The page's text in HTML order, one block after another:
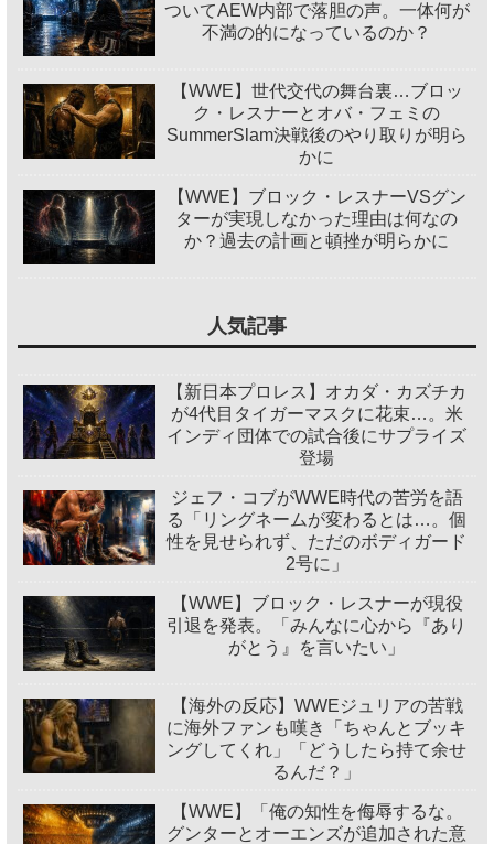
ついてAEW内部で落胆の声。一体何が
不満の的になっているのか？
【WWE】世代交代の舞台裏…ブロッ
ク・レスナーとオバ・フェミの
SummerSlam決戦後のやり取りが明ら
かに
【WWE】ブロック・レスナーVSグン
ターが実現しなかった理由は何なの
か？過去の計画と頓挫が明らかに
人気記事
【新日本プロレス】オカダ・カズチカ
が4代目タイガーマスクに花束…。米
インディ団体での試合後にサプライズ
登場
ジェフ・コブがWWE時代の苦労を語
る「リングネームが変わるとは…。個
性を見せられず、ただのボディガード
2号に」
【WWE】ブロック・レスナーが現役
引退を発表。「みんなに心から『あり
がとう』を言いたい」
【海外の反応】WWEジュリアの苦戦
に海外ファンも嘆き「ちゃんとブッキ
ングしてくれ」「どうしたら持て余せ
るんだ？」
【WWE】「俺の知性を侮辱するな。
グンターとオーエンズが追加された意